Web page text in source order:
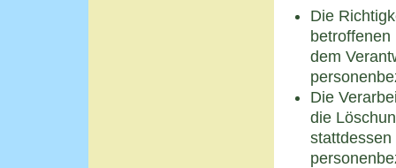
Die
betroffenen
dem
Die
die